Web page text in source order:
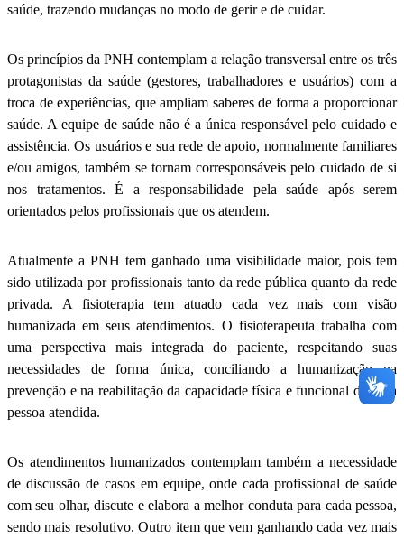
saúde, trazendo mudanças no modo de gerir e de cuidar.
Os princípios da PNH contemplam a relação transversal entre os três
protagonistas da saúde (gestores, trabalhadores e usuários) com a
troca de experiências, que ampliam saberes de forma a proporcionar
saúde. A equipe de saúde não é a única responsável pelo cuidado e
assistência. Os usuários e sua rede de apoio, normalmente familiares
e/ou amigos, também se tornam corresponsáveis pelo cuidado de si
nos tratamentos. É a responsabilidade pela saúde após serem
orientados pelos profissionais que os atendem.
Atualmente a PNH tem ganhado uma visibilidade maior, pois tem
sido utilizada por profissionais tanto da rede pública quanto da rede
privada. A fisioterapia tem atuado cada vez mais com visão
humanizada em seus atendimentos. O fisioterapeuta trabalha com
uma perspectiva mais integrada do paciente, respeitando suas
necessidades de forma única, conciliando a humanização na
prevenção e na reabilitação da capacidade física e funcional de cada
pessoa atendida.
Os atendimentos humanizados contemplam também a necessidade
de discussão de casos em equipe, onde cada profissional de saúde
com seu olhar, discute e elabora a melhor conduta para cada pessoa,
sendo mais resolutivo. Outro item que vem ganhando cada vez mais